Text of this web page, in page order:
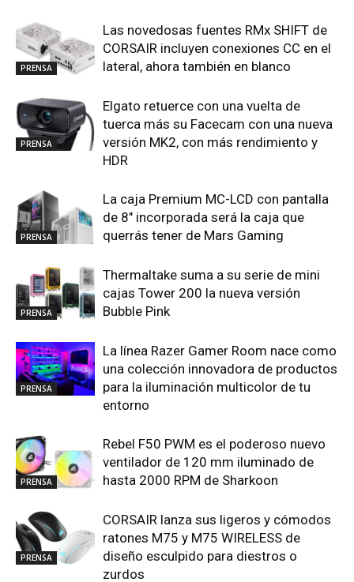
PRENSA
Las novedosas fuentes RMx SHIFT de
CORSAIR incluyen conexiones CC en el
lateral, ahora también en blanco
PRENSA
Elgato retuerce con una vuelta de
tuerca más su Facecam con una nueva
versión MK2, con más rendimiento y
HDR
PRENSA
La caja Premium MC-LCD con pantalla
de 8″ incorporada será la caja que
querrás tener de Mars Gaming
PRENSA
Thermaltake suma a su serie de mini
cajas Tower 200 la nueva versión
Bubble Pink
PRENSA
La línea Razer Gamer Room nace como
una colección innovadora de productos
para la iluminación multicolor de tu
entorno
PRENSA
Rebel F50 PWM es el poderoso nuevo
ventilador de 120 mm iluminado de
hasta 2000 RPM de Sharkoon
PRENSA
CORSAIR lanza sus ligeros y cómodos
ratones M75 y M75 WIRELESS de
diseño esculpido para diestros o
zurdos